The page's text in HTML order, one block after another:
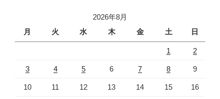
2026年8月
月
火 水 木 金 土 日
1 2
3 4 5 6 7 8 9
10 11 12 13 14 15 16